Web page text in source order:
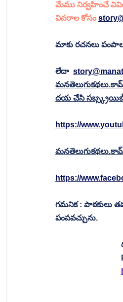
మేము నిర్వహించే
వివరాల కోసం
మాకు రచనలు
లేదా
దయ చేసి సబ్స్క్రయిబ్
https://
https://
గమనిక : పాఠకులు
పంపవచ్చును.